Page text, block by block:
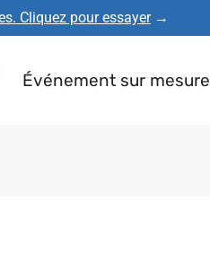
Cliquez pour essayer→
Événement sur mesure